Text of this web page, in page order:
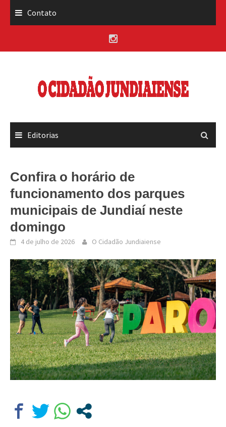
Contato
Editorias
Confira o horário de
funcionamento dos parques
municipais de Jundiaí neste
domingo
4 de julho de 2026 O Cidadão Jundiaiense